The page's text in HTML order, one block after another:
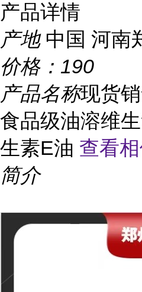
产品详情
产地 中国 河南
价格： 190
产品名称现货
食品级油溶维
生素E油 查看
简介